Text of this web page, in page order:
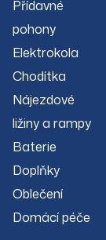
Přídavné
pohony
Elektrokola
Chodítka
Nájezdové
ližiny a rampy
Baterie
Doplňky
Oblečení
Domácí péče